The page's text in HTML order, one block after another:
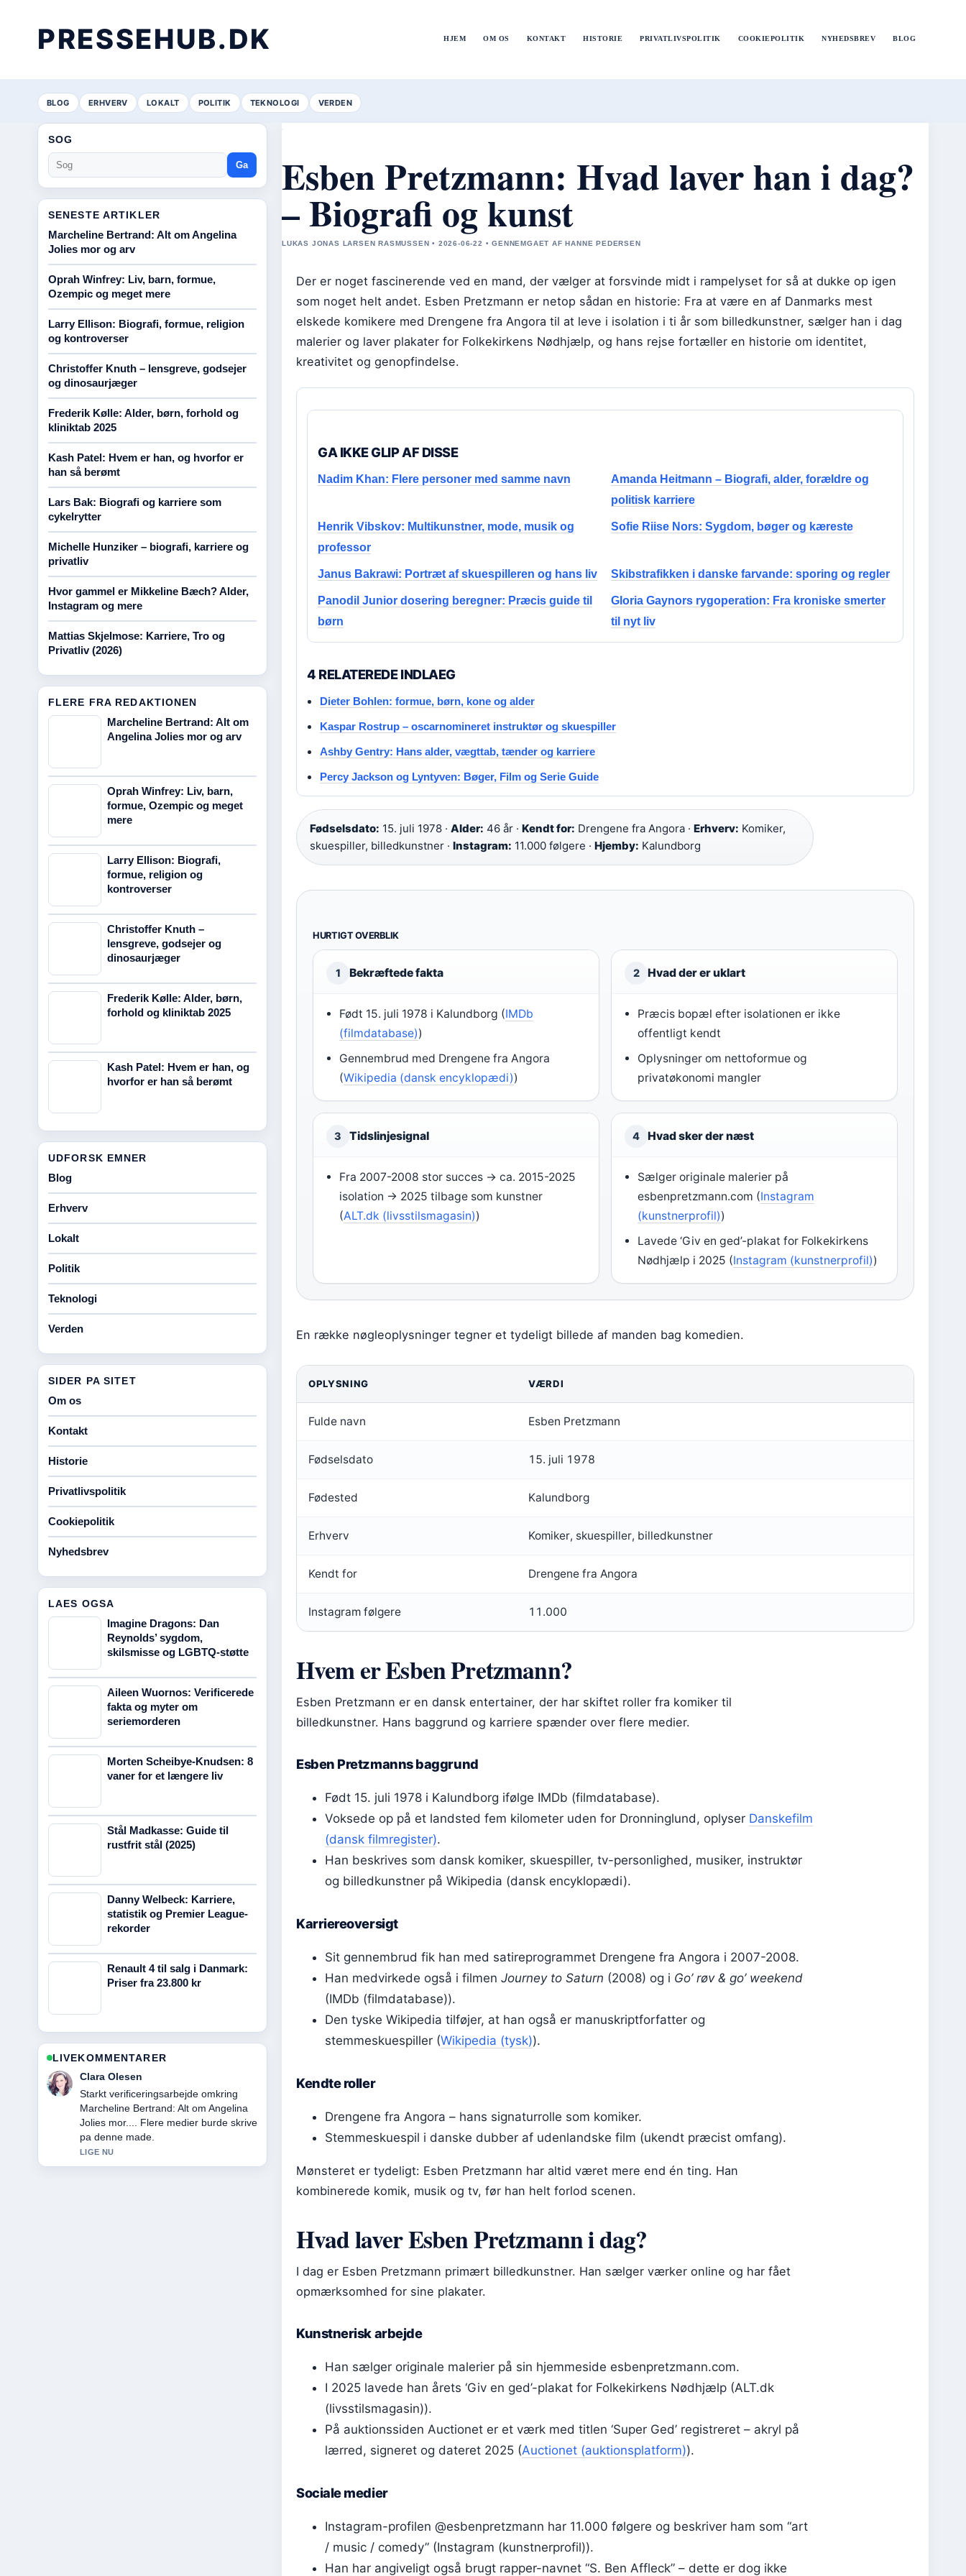
PRESSEHUB.DK HJEM OM OS KONTAKT HISTORIE PRIVATLIVSPOLITIK COOKIEPOLITIK NYHEDSBREV BLOG
BLOG ERHVERV LOKALT POLITIK TEKNOLOGI VERDEN
Esben Pretzmann: Hvad laver han i dag?
– Biografi og kunst
LUKAS JONAS LARSEN RASMUSSEN • 2026-06-22 • GENNEMGAET AF HANNE PEDERSEN
Der er noget fascinerende ved en mand, der vælger at forsvinde midt i rampelyset for så at dukke op igen
som noget helt andet. Esben Pretzmann er netop sådan en historie: Fra at være en af Danmarks mest
elskede komikere med Drengene fra Angora til at leve i isolation i ti år som billedkunstner, sælger han i dag
malerier og laver plakater for Folkekirkens Nødhjælp, og hans rejse fortæller en historie om identitet,
kreativitet og genopfindelse.
GA IKKE GLIP AF DISSE
Nadim Khan: Flere personer med samme navn
Amanda Heitmann – Biografi, alder, forældre og
politisk karriere
Henrik Vibskov: Multikunstner, mode, musik og
professor
Sofie Riise Nors: Sygdom, bøger og kæreste
Janus Bakrawi: Portræt af skuespilleren og hans liv Skibstrafikken i danske farvande: sporing og regler
Panodil Junior dosering beregner: Præcis guide til
børn
Gloria Gaynors rygoperation: Fra kroniske smerter
til nyt liv
4 RELATEREDE INDLAEG
Dieter Bohlen: formue, børn, kone og alder
Kaspar Rostrup – oscarnomineret instruktør og skuespiller
Ashby Gentry: Hans alder, vægttab, tænder og karriere
Percy Jackson og Lyntyven: Bøger, Film og Serie Guide
Fødselsdato: 15. juli 1978 · Alder: 46 år · Kendt for: Drengene fra Angora · Erhverv: Komiker,
skuespiller, billedkunstner · Instagram: 11.000 følgere · Hjemby: Kalundborg
HURTIGT OVERBLIK
1 Bekræftede fakta
Født 15. juli 1978 i Kalundborg (IMDb
(filmdatabase))
Gennembrud med Drengene fra Angora
(Wikipedia (dansk encyklopædi))
2 Hvad der er uklart
Præcis bopæl efter isolationen er ikke
offentligt kendt
Oplysninger om nettoformue og
privatøkonomi mangler
3 Tidslinjesignal
Fra 2007-2008 stor succes → ca. 2015-2025
isolation → 2025 tilbage som kunstner
(ALT.dk (livsstilsmagasin))
4 Hvad sker der næst
Sælger originale malerier på
esbenpretzmann.com (Instagram
(kunstnerprofil))
Lavede ‘Giv en ged’-plakat for Folkekirkens
Nødhjælp i 2025 (Instagram (kunstnerprofil))
En række nøgleoplysninger tegner et tydeligt billede af manden bag komedien.
OPLYSNING VÆRDI
Fulde navn Esben Pretzmann
Fødselsdato 15. juli 1978
Fødested Kalundborg
Erhverv Komiker, skuespiller, billedkunstner
Kendt for Drengene fra Angora
Instagram følgere 11.000
Hvem er Esben Pretzmann?
Esben Pretzmann er en dansk entertainer, der har skiftet roller fra komiker til
billedkunstner. Hans baggrund og karriere spænder over flere medier.
Esben Pretzmanns baggrund
Født 15. juli 1978 i Kalundborg ifølge IMDb (filmdatabase).
Voksede op på et landsted fem kilometer uden for Dronninglund, oplyser Danskefilm
(dansk filmregister).
Han beskrives som dansk komiker, skuespiller, tv-personlighed, musiker, instruktør
og billedkunstner på Wikipedia (dansk encyklopædi).
Karriereoversigt
Sit gennembrud fik han med satireprogrammet Drengene fra Angora i 2007-2008.
Han medvirkede også i filmen Journey to Saturn (2008) og i Go’ røv & go’ weekend
(IMDb (filmdatabase)).
Den tyske Wikipedia tilføjer, at han også er manuskriptforfatter og
stemmeskuespiller (Wikipedia (tysk)).
Kendte roller
Drengene fra Angora – hans signaturrolle som komiker.
Stemmeskuespil i danske dubber af udenlandske film (ukendt præcist omfang).
Mønsteret er tydeligt: Esben Pretzmann har altid været mere end én ting. Han
kombinerede komik, musik og tv, før han helt forlod scenen.
Hvad laver Esben Pretzmann i dag?
I dag er Esben Pretzmann primært billedkunstner. Han sælger værker online og har fået
opmærksomhed for sine plakater.
Kunstnerisk arbejde
Han sælger originale malerier på sin hjemmeside esbenpretzmann.com.
I 2025 lavede han årets ‘Giv en ged’-plakat for Folkekirkens Nødhjælp (ALT.dk
(livsstilsmagasin)).
På auktionssiden Auctionet er et værk med titlen ‘Super Ged’ registreret – akryl på
lærred, signeret og dateret 2025 (Auctionet (auktionsplatform)).
Sociale medier
Instagram-profilen @esbenpretzmann har 11.000 følgere og beskriver ham som “art
/ music / comedy” (Instagram (kunstnerprofil)).
Han har angiveligt også brugt rapper-navnet “S. Ben Affleck” – dette er dog ikke
SOG
Ga
SENESTE ARTIKLER
Marcheline Bertrand: Alt om Angelina
Jolies mor og arv
Oprah Winfrey: Liv, barn, formue,
Ozempic og meget mere
Larry Ellison: Biografi, formue, religion
og kontroverser
Christoffer Knuth – lensgreve, godsejer
og dinosaurjæger
Frederik Kølle: Alder, børn, forhold og
kliniktab 2025
Kash Patel: Hvem er han, og hvorfor er
han så berømt
Lars Bak: Biografi og karriere som
cykelrytter
Michelle Hunziker – biografi, karriere og
privatliv
Hvor gammel er Mikkeline Bæch? Alder,
Instagram og mere
Mattias Skjelmose: Karriere, Tro og
Privatliv (2026)
FLERE FRA REDAKTIONEN
Marcheline Bertrand: Alt om
Angelina Jolies mor og arv
Oprah Winfrey: Liv, barn,
formue, Ozempic og meget
mere
Larry Ellison: Biografi,
formue, religion og
kontroverser
Christoffer Knuth –
lensgreve, godsejer og
dinosaurjæger
Frederik Kølle: Alder, børn,
forhold og kliniktab 2025
Kash Patel: Hvem er han, og
hvorfor er han så berømt
UDFORSK EMNER
Blog
Erhverv
Lokalt
Politik
Teknologi
Verden
SIDER PA SITET
Om os
Kontakt
Historie
Privatlivspolitik
Cookiepolitik
Nyhedsbrev
LAES OGSA
Imagine Dragons: Dan
Reynolds’ sygdom,
skilsmisse og LGBTQ-støtte
Aileen Wuornos: Verificerede
fakta og myter om
seriemorderen
Morten Scheibye-Knudsen: 8
vaner for et længere liv
Stål Madkasse: Guide til
rustfrit stål (2025)
Danny Welbeck: Karriere,
statistik og Premier League-
rekorder
Renault 4 til salg i Danmark:
Priser fra 23.800 kr
LIVEKOMMENTARER
Ida Andersen
Stark gennemgang af Oprah Winfrey:
Liv, barn, formue, Ozempic og.... Det
er den klareste opsummering jeg har
set i dag.
3 MIN SIDEN